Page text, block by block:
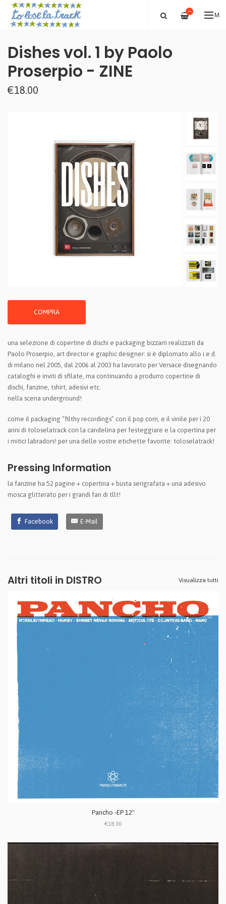
—
Dishes vol. 1 by Paolo
Proserpio - ZINE
€18.00
COMPRA
una selezione di copertine di dischi e packaging bizzarri realizzati da
Paolo Proserpio, art director e graphic designer: si è diplomato allo i.e.d.
di milano nel 2005, dal 2006 al 2003 ha lavorato per Versace disegnando
cataloghi e inviti di sfilate, ma continuando a produrro copertine di
dischi, fanzine, tshirt, adesivi etc.
nella scena underground!
come il packaging “filthy recordings” con il pop corn, e il vinile per i 20
anni di toloselatrack con la candelina per festeggiare e la copertina per
i mitici labradors! per una delle vostre etichette favorite: toloselatrack!
Pressing Information
la fanzine ha 52 pagine + copertina + busta serigrafata + una adesivo
mosca glitterato per i grandi fan di tllt!
Facebook E-Mail
Altri titoli in DISTRO Visualizza tutti
Pancho -EP 12"
€18.00